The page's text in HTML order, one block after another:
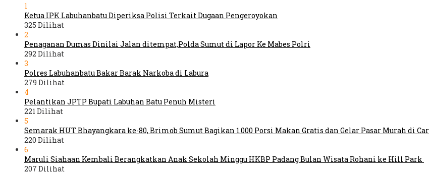
1
Ketua IPK Labuhanbatu Diperiksa Polisi Terkait Dugaan Pengeroyokan
325 Dilihat
2
Penaganan Dumas Dinilai Jalan ditempat,Polda Sumut di Lapor Ke Mabes Polri
292 Dilihat
3
Polres Labuhanbatu Bakar Barak Narkoba di Labura
279 Dilihat
4
Pelantikan JPTP Bupati Labuhan Batu Penuh Misteri
221 Dilihat
5
Semarak HUT Bhayangkara ke-80, Brimob Sumut Bagikan 1.000 Porsi Makan Gratis dan Gelar Pasar Murah di
220 Dilihat
6
Maruli Siahaan Kembali Berangkatkan Anak Sekolah Minggu HKBP Padang Bulan Wisata Rohani ke Hill Park
207 Dilihat